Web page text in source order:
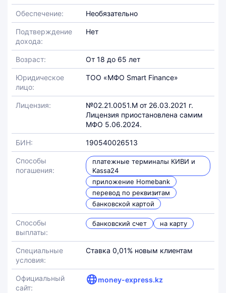
Обеспечение: Необязательно
Подтверждение
дохода:
Нет
Возраст: От 18 до 65 лет
Юридическое
лицо:
ТОО «МФО Smart Finance»
Лицензия:
№02.21.0051.М от 26.03.2021 г.
Лицензия приостановлена самим
МФО 5.06.2024.
БИН: 190540026513
Способы
погашения:
платежные терминалы КИВИ и
Kassa24
приложение Homebank
перевод по реквизитам
банковской картой
Способы
выплаты:
банковский счет на карту
Специальные
условия:
Ставка 0,01% новым клиентам
Официальный
сайт:
money-express.kz